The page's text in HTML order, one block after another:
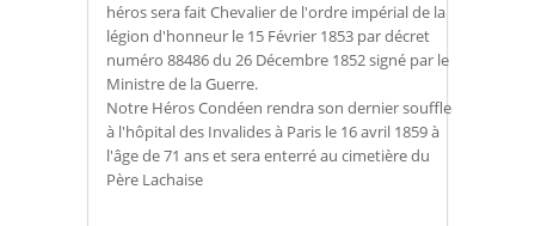
héros sera fait Chevalier de l'ordre impérial de la
légion d'honneur le 15 Février 1853 par décret
numéro 88486 du 26 Décembre 1852 signé par le
Ministre de la Guerre.
Notre Héros Condéen rendra son dernier souffle
à l'hôpital des Invalides à Paris le 16 avril 1859 à
l'âge de 71 ans et sera enterré au cimetière du
Père Lachaise